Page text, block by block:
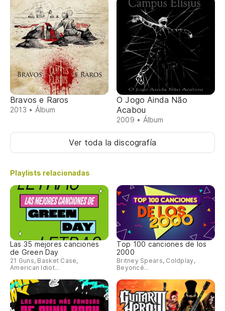
Bravos e Raros
2013 • Álbum
O Jogo Ainda Não
Acabou
2009 • Álbum
Ver toda la discografía
Playlists relacionadas
Las 35 mejores canciones
de Green Day
21 Guns, Basket Case,
American Idiot...
Top 100 canciones de los
2000
Britney Spears, Coldplay,
Beyoncé...